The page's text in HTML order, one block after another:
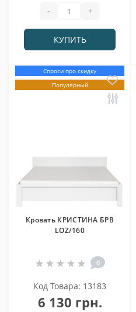
- +
КУПИТЬ
Спроси про скидку
Популярный
Кровать КРИСТИНА БРВ
LOZ/160
0
Код Товара: 13183
6 130 грн.